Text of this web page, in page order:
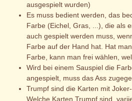
ausgespielt wurden)
Es muss bedient werden, das
Farbe (Eichel, Gras, ...), die als
auch gespielt werden muss,
Farbe auf der Hand hat. Hat
Farbe, kann man frei wählen,
Wird bei einem Sauspiel die
angespielt, muss das Ass
Trumpf sind die Karten mit
Welche Karten Trumpf sind,